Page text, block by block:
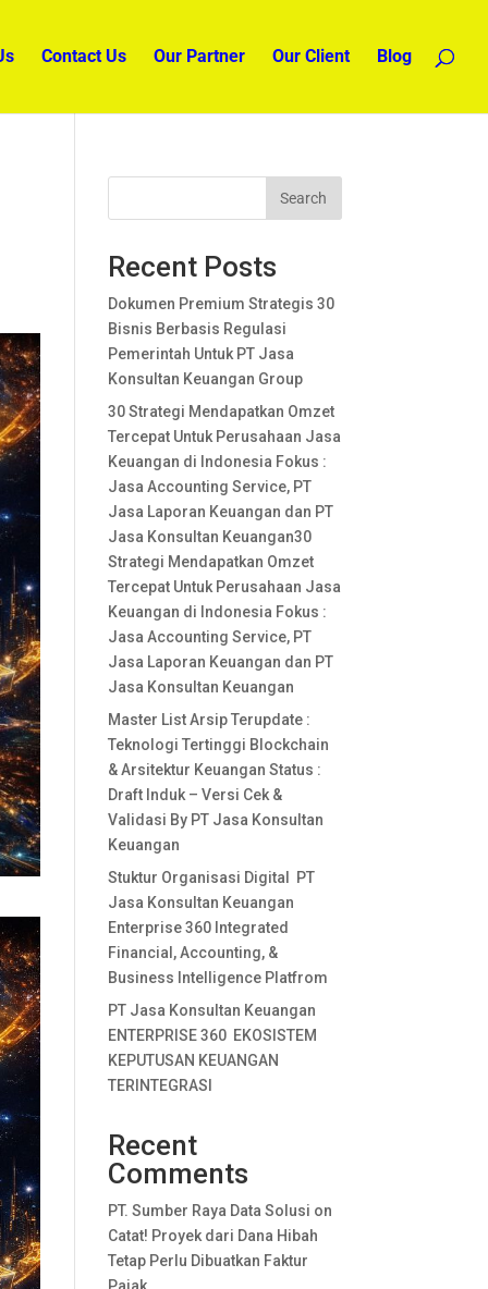
Contact Us Our Partner Our Client Blog
Search
Recent Posts
Dokumen Premium Strategis 30
Bisnis Berbasis Regulasi
Pemerintah Untuk PT Jasa
Konsultan Keuangan Group
30 Strategi Mendapatkan Omzet
Tercepat Untuk Perusahaan Jasa
Keuangan di Indonesia Fokus :
Jasa Accounting Service, PT
Jasa Laporan Keuangan dan PT
Jasa Konsultan Keuangan30
Strategi Mendapatkan Omzet
Tercepat Untuk Perusahaan Jasa
Keuangan di Indonesia Fokus :
Jasa Accounting Service, PT
Jasa Laporan Keuangan dan PT
Jasa Konsultan Keuangan
Master List Arsip Terupdate :
Teknologi Tertinggi Blockchain
& Arsitektur Keuangan Status :
Draft Induk – Versi Cek &
Validasi By PT Jasa Konsultan
Keuangan
Stuktur Organisasi Digital PT
Jasa Konsultan Keuangan
Enterprise 360 Integrated
Financial, Accounting, &
Business Intelligence Platfrom
PT Jasa Konsultan Keuangan
ENTERPRISE 360 EKOSISTEM
KEPUTUSAN KEUANGAN
TERINTEGRASI
Recent
Comments
PT. Sumber Raya Data Solusi on
Catat! Proyek dari Dana Hibah
Tetap Perlu Dibuatkan Faktur